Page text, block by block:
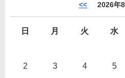
<< 2026年8
日 月 火 水
2 3 4 5